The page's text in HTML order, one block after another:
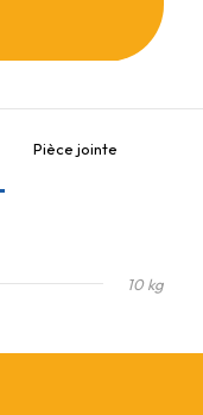
Pièce jointe
10 kg